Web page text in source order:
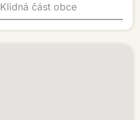
Klidná část obce